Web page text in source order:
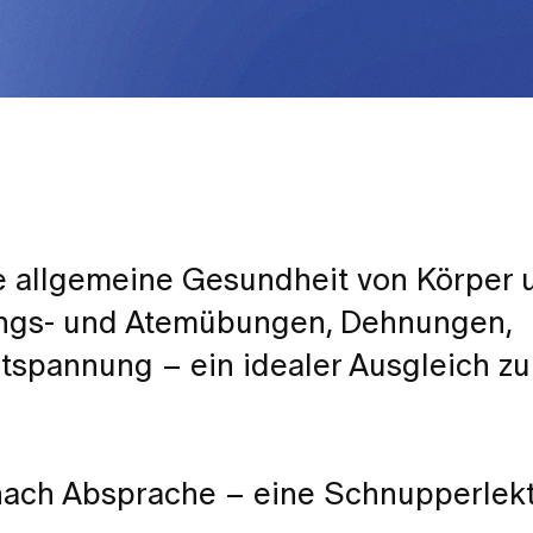
Gesundheit von Körper
und Atemübungen, Dehnungen,
– ein idealer Ausgleich
Absprache – eine